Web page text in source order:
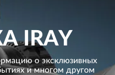
IRAY
о эксклюзивных
и многом другом